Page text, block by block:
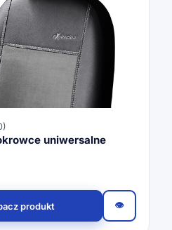
uniwersalne
produkt 👁